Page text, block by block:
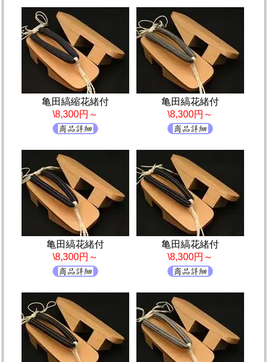
亀田縞縮花緒付
\8,300円～
亀田縞花緒付
\8,300円～
亀田縞花緒付
\8,300円～
亀田縞花緒付
\8,300円～